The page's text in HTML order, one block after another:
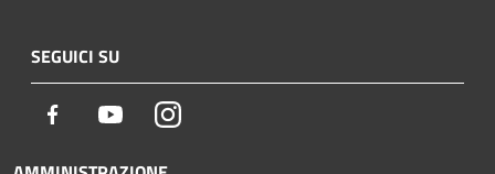
SEGUICI SU
Facebook YoutubeInstagram